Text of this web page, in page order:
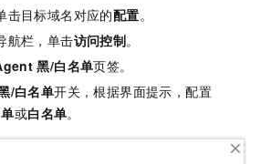
击目标域名对应的配置。
航栏，单击访问控制。
黑/白名单页签。
/白名单开关，根据界面提示，配置
或白名单。